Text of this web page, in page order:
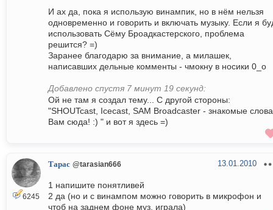
И ах да, пока я использую винампик, но в нём нельзя
одновременно и говорить и включать музыку. Если я
использовать Сёму Броадкастерского, проблема
решится? =)
Заранее благодарю за внимание, а милашек,
написавших дельные комменты - чмокну в носики 0_о
Добавлено спустя 7 минут 19 секунд:
Ой не там я создал тему... С другой стороны:
"SHOUTcast, Icecast, SAM Broadcaster - знакомые
Вам сюда! :) " и вот я здесь =)
6245
Тарас @tarasian666 13.01.2010
1 напишите понятливей
2 да (но и с винампом можно говорить в микрофон и
чтоб на заднем фоне муз. играла)